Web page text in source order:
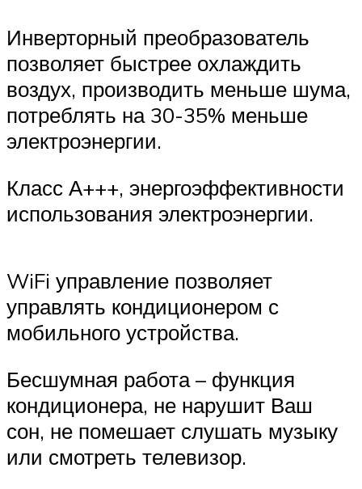
Инверторный преобразователь
позволяет быстрее охлаждить
воздух, производить меньше шума,
потреблять на 30-35% меньше
электроэнергии.
Класс А+++, энергоэффективности
использования электроэнергии.
WiFi управление позволяет
управлять кондиционером с
мобильного устройства.
Бесшумная работа – функция
кондиционера, не нарушит Ваш
сон, не помешает слушать музыку
или смотреть телевизор.